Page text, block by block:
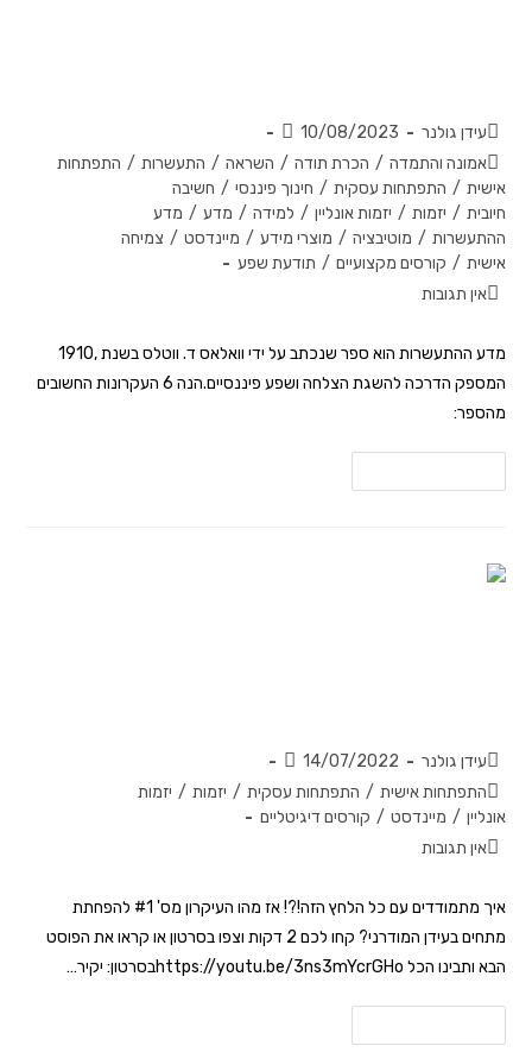
עידן גולנר
10/08/2023
אמונה והתמדה / הכרת תודה / השראה / התעשרות / התפתחות
אישית / התפתחות עסקית / חינוך פיננסי / חשיבה
חיובית / יזמות / יזמות אונליין / למידה / מדע / מדע
ההתעשרות / מוטיבציה / מוצרי מידע / מיינדסט / צמיחה
אישית / קורסים מקצועיים / תודעת שפע
אין תגובות
מדע ההתעשרות הוא ספר שנכתב על ידי וואלאס ד. ווטלס בשנת ,1910
המספק הדרכה להשגת הצלחה ושפע פיננסיים.הנה 6 העקרונות החשובים
מהספר:
עידן גולנר
14/07/2022
התפתחות אישית / התפתחות עסקית / יזמות / יזמות
אונליין / מיינדסט / קורסים דיגיטליים
אין תגובות
איך מתמודדים עם כל הלחץ הזה!?! אז מהו העיקרון מס' #1 להפחתת
מתחים בעידן המודרני? קחו לכם 2 דקות וצפו בסרטון או קראו את הפוסט
הבא ותבינו הכל https://youtu.be/3ns3mYcrGHoבסרטון: יקיר…